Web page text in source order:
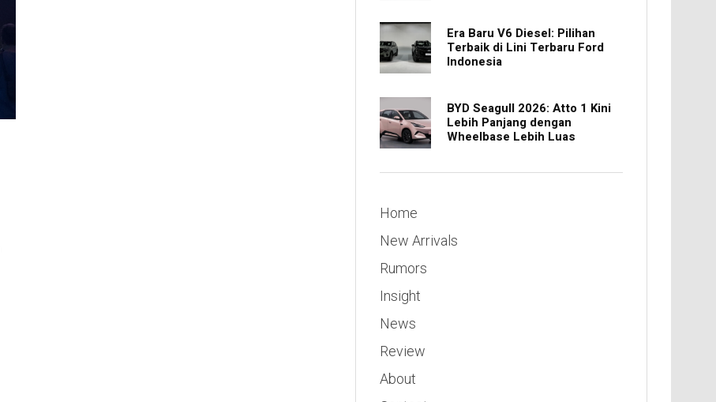
Era Baru V6 Diesel: Pilihan
Terbaik di Lini Terbaru Ford
Indonesia
BYD Seagull 2026: Atto 1 Kini
Lebih Panjang dengan
Wheelbase Lebih Luas
Home
New Arrivals
Rumors
Insight
News
Review
About